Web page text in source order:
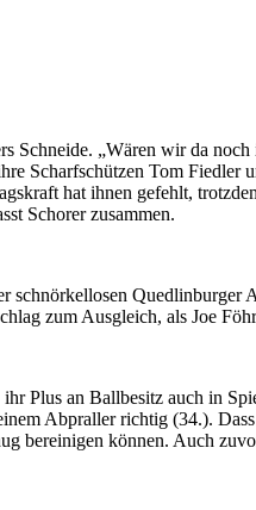
Schneide. „Wären wir da
Scharfschützen Tom
hat ihnen gefehlt,
Schorer zusammen.
schnörkellosen
zum Ausgleich, als Joe
Plus an Ballbesitz auch in
Abpraller richtig (34.).
bereinigen können. Auch